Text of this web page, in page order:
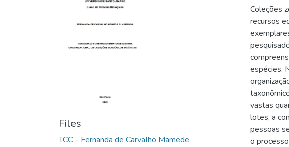
Files
TCC - Fernanda de Carvalho Mamede
Coleções
recursos
espécies.
vastas
lotes, a
pessoas
o